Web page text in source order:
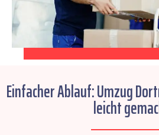
Einfacher Ablauf: Umzug
leicht